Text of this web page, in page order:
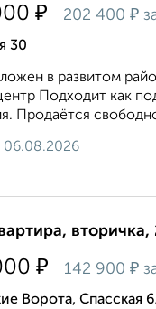
₽ 202 400 ₽
30
в развитом
Подходит как
Продаётся
06.08.2026
₽ 142 900 ₽
Ворота, Спасская